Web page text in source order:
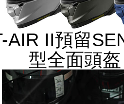
AIR II預留
型全面頭